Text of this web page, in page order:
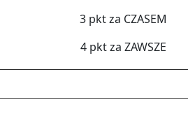
3 pkt za CZA­SEM
4 pkt za ZA­WSZE